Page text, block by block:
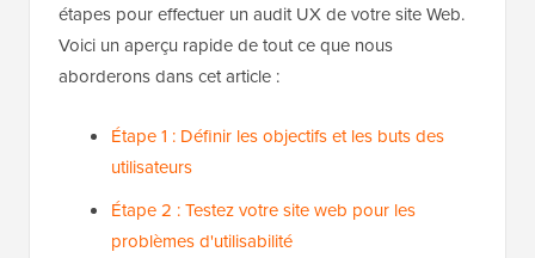
étapes pour effectuer un audit UX de votre site Web.
Voici un aperçu rapide de tout ce que nous
aborderons dans cet article :
Étape 1 : Définir les objectifs et les buts des
utilisateurs
Étape 2 : Testez votre site web pour les
problèmes d'utilisabilité